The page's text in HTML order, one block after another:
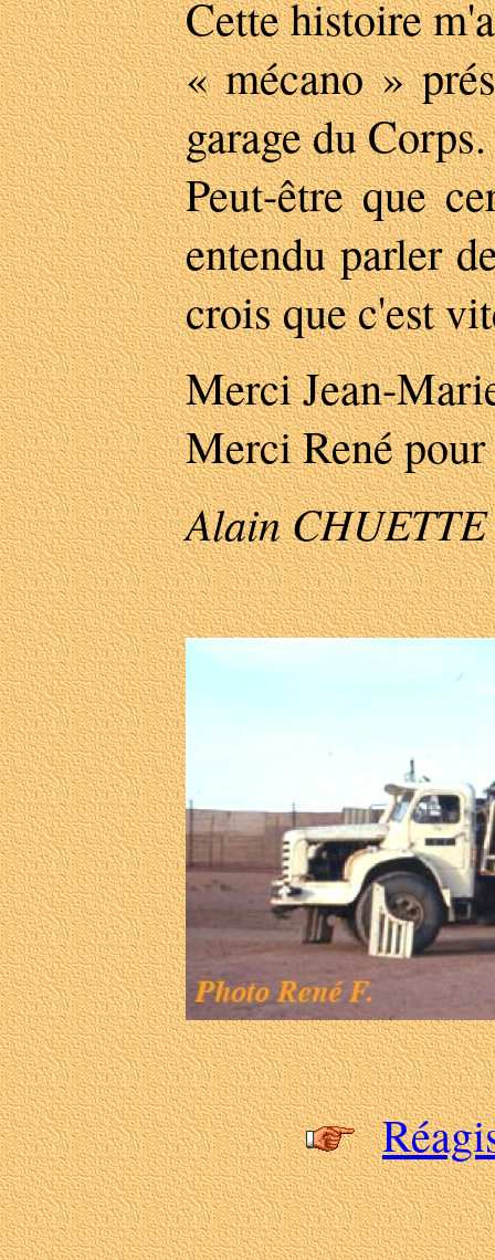
Cette histoire
« mécano »
garage du Corps.
Peut-être que
entendu parler
crois que c'est
Merci Jean-
Merci René
Alain